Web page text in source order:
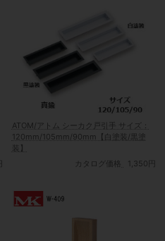
ATOM/アトム シーカク戸引手 サイズ：
120mm/105mm/90mm【白塗装/黒塗
装】
カタログ価格
1,350円